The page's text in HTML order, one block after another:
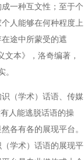
一种互文性；至于个
人能够在何种程度上
途中所蒙受的遮
本》，洛奇编著，
。
（学术）话语、传媒
人能逃脱话语的操
各有各的展现平台。
学术）话语的展现平